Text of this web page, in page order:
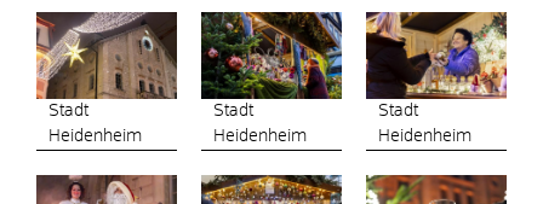
Stadt
Heidenheim
Stadt
Heidenheim
Stadt
Heidenheim